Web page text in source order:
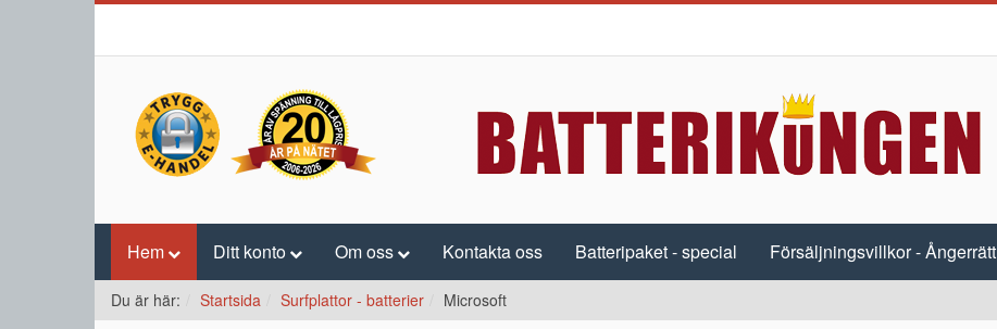
Hem Ditt konto Om oss Kontakta oss Batteripaket - special Försäljningsvillkor - Ångerrätt
Du är här: Startsida Surfplattor - batterier Microsoft